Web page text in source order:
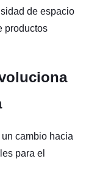
de espacio
productos
cambio hacia
para el